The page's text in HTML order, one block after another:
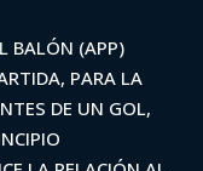
BALÓN (APP)
PARA LA
DE UN GOL,